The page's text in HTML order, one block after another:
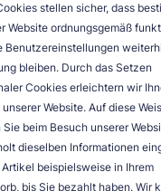
stellen sicher, dass
Website ordnungsgemäß
Benutzereinstellungen
bleiben. Durch das Setzen
Cookies erleichtern wir
Website. Auf diese
Sie beim Besuch unserer
dieselben Informationen
beispielsweise in Ihrem
bis Sie bezahlt haben. Wir